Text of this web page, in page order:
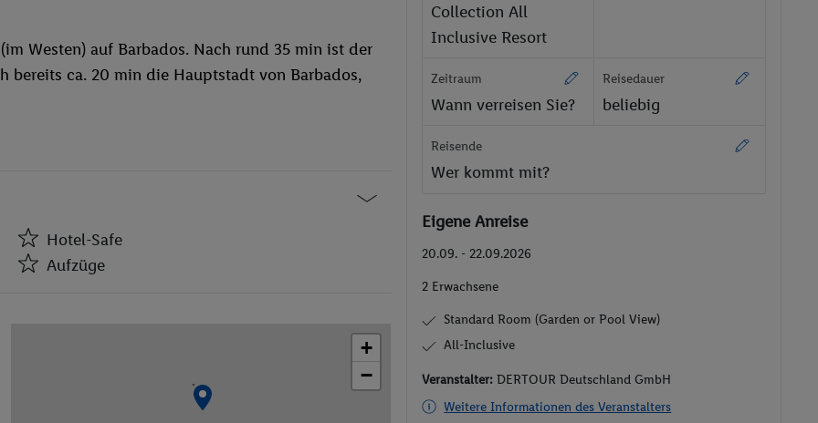
Westen) auf Barbados. Nach rund 35 min ist der
bereits ca. 20 min die Hauptstadt von Barbados,
Hotel-Safe
Aufzüge
+
−
Collection All
Inclusive Resort
Zeitraum
Wann verreisen Sie?
Reisedauer
beliebig
Reisende
Wer kommt mit?
Eigene Anreise
20.09. - 22.09.2026
2 Erwachsene
Standard Room (Garden or Pool View)
All-Inclusive
Veranstalter:DERTOUR Deutschland GmbH
Weitere Informationen des Veranstalters